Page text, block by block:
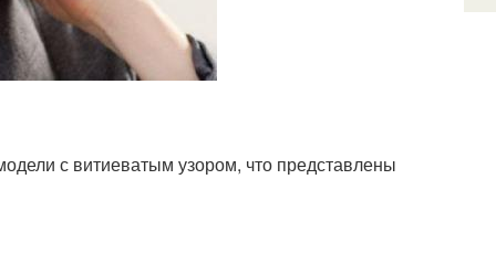
с витиеватым узором, что представлены